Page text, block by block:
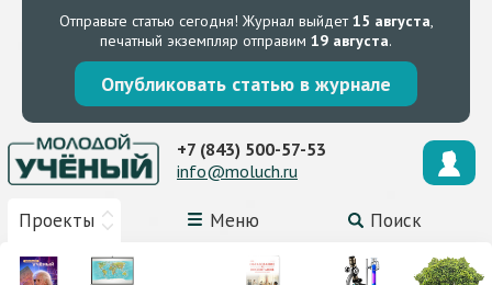
Отправьте статью сегодня! Журнал выйдет15 августа,
печатный экземпляр отправим 19 августа.
Опубликовать статью в журнале
Проекты Меню Поиск
+7 (843) 500-57-53
info@moluch.ru